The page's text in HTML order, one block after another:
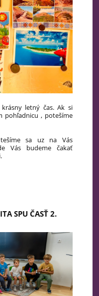
letný čas. Ak si
pohľadnicu , potešíme
sa uz na Vás
Vás budeme čakať
SPU ČASŤ 2.